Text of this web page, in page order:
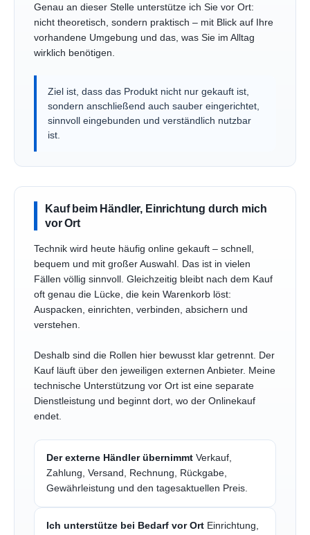
Genau an dieser Stelle unterstütze ich Sie vor Ort:
nicht theoretisch, sondern praktisch – mit Blick auf Ihre
vorhandene Umgebung und das, was Sie im Alltag
wirklich benötigen.
Ziel ist, dass das Produkt nicht nur gekauft ist,
sondern anschließend auch sauber eingerichtet,
sinnvoll eingebunden und verständlich nutzbar
ist.
Kauf beim Händler, Einrichtung durch mich
vor Ort
Technik wird heute häufig online gekauft – schnell,
bequem und mit großer Auswahl. Das ist in vielen
Fällen völlig sinnvoll. Gleichzeitig bleibt nach dem Kauf
oft genau die Lücke, die kein Warenkorb löst:
Auspacken, einrichten, verbinden, absichern und
verstehen.
Deshalb sind die Rollen hier bewusst klar getrennt. Der
Kauf läuft über den jeweiligen externen Anbieter. Meine
technische Unterstützung vor Ort ist eine separate
Dienstleistung und beginnt dort, wo der Onlinekauf
endet.
Der externe Händler übernimmt Verkauf,
Zahlung, Versand, Rechnung, Rückgabe,
Gewährleistung und den tagesaktuellen Preis.
Ich unterstütze bei Bedarf vor Ort Einrichtung,